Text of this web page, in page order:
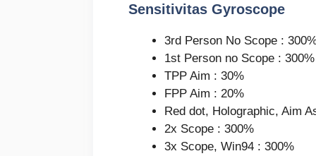
Sensitivitas Gyroscope
3rd Person No Scope :
1st Person no Scope : 300%
TPP Aim : 30%
FPP Aim : 20%
Red dot, Holographic, Aim
2x Scope : 300%
3x Scope, Win94 : 300%